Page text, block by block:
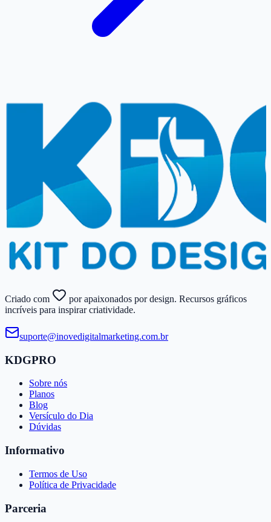
Criado com
por apaixonados por design. Recursos gráficos
incríveis para inspirar criatividade.
suporte@​inovedigitalmarketing.​com.​br
KDGPRO
Sobre nós
Planos
Blog
Versículo do Dia
Dúvidas
Informativo
Termos de Uso
Política de Privacidade
Parceria